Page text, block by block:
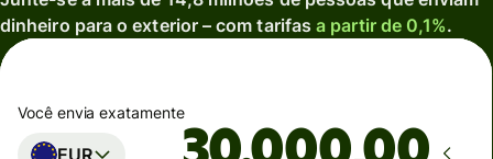
dinheiro para o exterior – com tarifasa partir de 0,1%.
Você envia exatamente
EUR